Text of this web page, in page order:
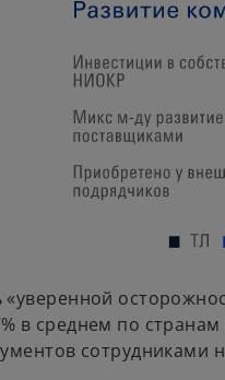
среднем по
сотрудниками